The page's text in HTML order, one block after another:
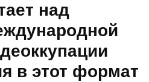
над
в этот формат